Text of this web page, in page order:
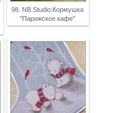
98. NB Studio:Кормушка
"Парижское кафе"